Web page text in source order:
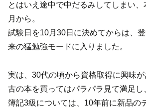
とはいえ途中で中だるみしてしまい
月から。
試験日を10月30日に決めてからは、
来の猛勉強モードに入りました。
実は、30代の頃から資格取得に興味
古の本を買ってはパラパラ見て満足し
簿記3級については、10年前に新品の